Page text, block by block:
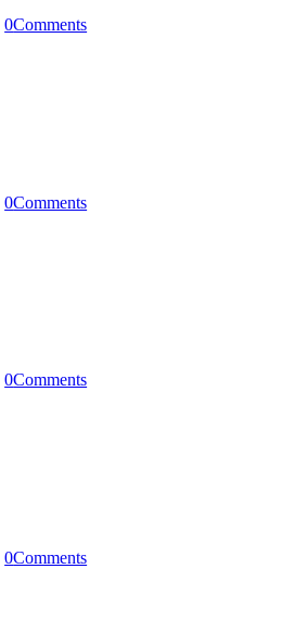
0Comments
0Comments
0Comments
0Comments